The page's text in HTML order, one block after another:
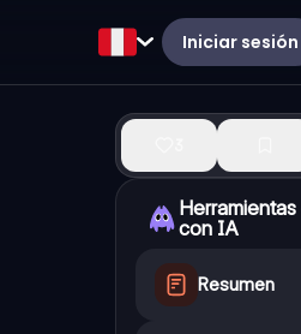
Iniciar sesión
con IA
Resumen